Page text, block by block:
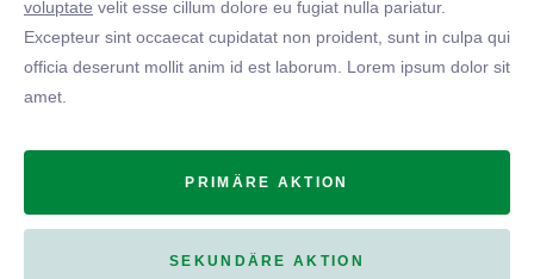
voluptate velit esse cillum dolore eu fugiat nulla pariatur.
Excepteur sint occaecat cupidatat non proident, sunt in culpa qui
officia deserunt mollit anim id est laborum. Lorem ipsum dolor sit
amet.
PRIMÄRE AKTION
SEKUNDÄRE AKTION